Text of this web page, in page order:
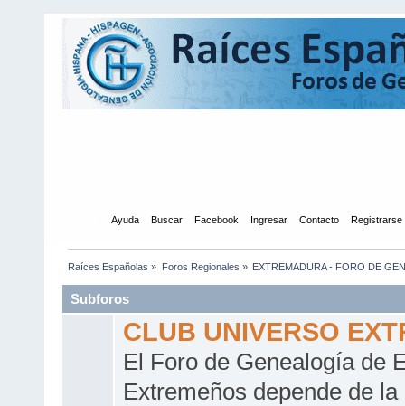
Ayuda Buscar Facebook Ingresar Contacto Registrarse
Raíces Españolas » Foros Regionales » EXTREMADURA - FORO DE
Subforos
CLUB UNIVERSO
El Foro de Genealogía de
Extremeños depende de